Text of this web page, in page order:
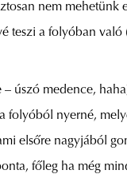
nem
teszi a folyóban
úszó medence,
folyóból nyerné,
elsőre nagyjából
főleg ha még